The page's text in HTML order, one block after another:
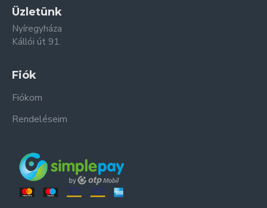
Üzletünk
Nyíregyháza
Kállói út 91.
Fiók
Fiókom
Rendeléseim